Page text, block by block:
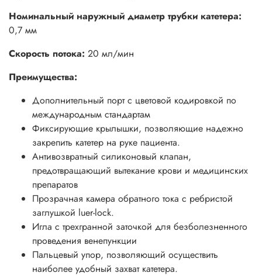
Номинальный наружный диаметр трубки катетера:
0,7 мм
Скорость потока: 20 мл/мин
Преимущества:
Дополнительный порт с цветовой кодировкой по
международным стандартам
Фиксирующие крылышки, позволяющие надежно
закрепить катетер на руке пациента.
Антивозвратный силиконовый клапан,
предотвращающий вытекание крови и медицинских
препаратов
Прозрачная камера обратного тока с ребристой
заглушкой luer-lock.
Игла с трехгранной заточкой для безболезненного
проведения венепункции
Пальцевый упор, позволяющий осуществить
наиболее удобный захват катетера.